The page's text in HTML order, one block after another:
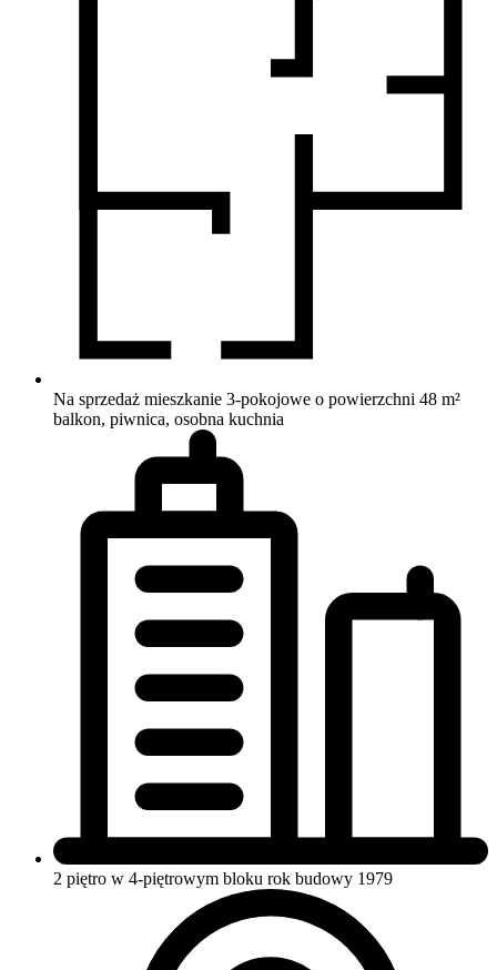
Na sprzedaż mieszkanie 3-pokojowe o powierzchni 48 m²
balkon, piwnica, osobna kuchnia
2 piętro w 4-piętrowym bloku rok budowy 1979